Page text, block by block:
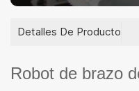
Detalles De Producto
Robot de brazo